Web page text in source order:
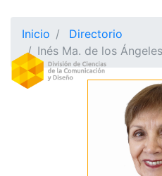
Inicio
Directorio
Inés Ma. de los